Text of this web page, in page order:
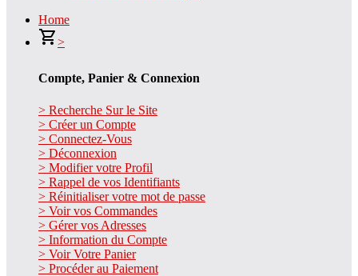
Home
>
Compte, Panier & Connexion
> Recherche Sur le Site
> Créer un Compte
> Connectez-Vous
> Déconnexion
> Modifier votre Profil
> Rappel de vos Identifiants
> Réinitialiser votre mot de passe
> Voir vos Commandes
> Gérer vos Adresses
> Information du Compte
> Voir Votre Panier
> Procéder au Paiement